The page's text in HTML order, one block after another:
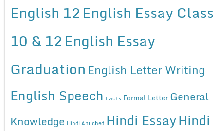
English 12English Essay Class
10 & 12English Essay
Graduation English Letter Writing
English Speech Facts Formal Letter General
Knowledge Hindi Anuched Hindi EssayHindi